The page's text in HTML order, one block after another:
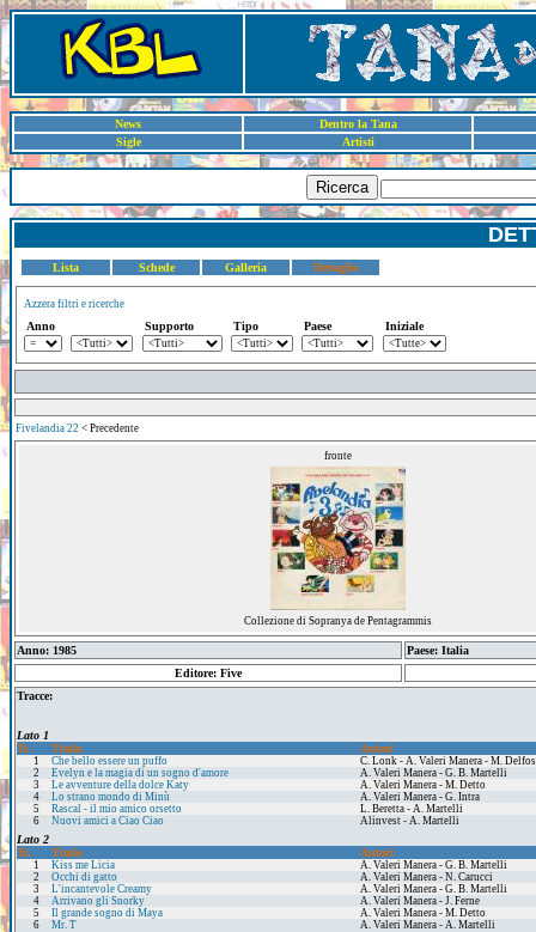
News
Dentro la Tana
Sigle
Artisti
Ricerca
Lista Schede Galleria Dettaglio
Azzera filtri e ricerche
Anno Supporto Tipo Paese Iniziale
Fivelandia 22 < Precedente
fronte
Collezione di Sopranya de Pentagrammis
Anno: 1985
Paese: Italia
Editore: Five
Tracce:
Lato 1
Tr.
Titolo Autori
1 Che bello essere un puffo
C. Lonk - A. Valeri Manera - M.
2
Evelyn e la magia di un sogno d'amore
A. Valeri Manera - G. B. Martelli
3
Le avventure della dolce Katy
A. Valeri Manera - M. Detto
4
Lo strano mondo di Minù
A. Valeri Manera - G. Intra
5
Rascal - il mio amico orsetto
L. Beretta - A. Martelli
6
Nuovi amici a Ciao Ciao Alinvest - A. Martelli
Lato 2
Tr.
Titolo Autori
1 Kiss me Licia
A. Valeri Manera - G. B. Martelli
2
Occhi di gatto
A. Valeri Manera - N. Carucci
3
L'incantevole Creamy
A. Valeri Manera - G. B. Martelli
4
Arrivano gli Snorky
A. Valeri Manera - J. Ferne
5
Il grande sogno di Maya
A. Valeri Manera - M. Detto
6
Mr. T A. Valeri Manera - A. Martelli